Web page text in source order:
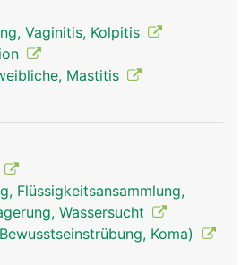
Urin.
Geschlechtsorgane
Mann
Vaginitis, Kolpitis
Mastitis
Flüssigkeitsansammlung,
Wassersucht
Koma)